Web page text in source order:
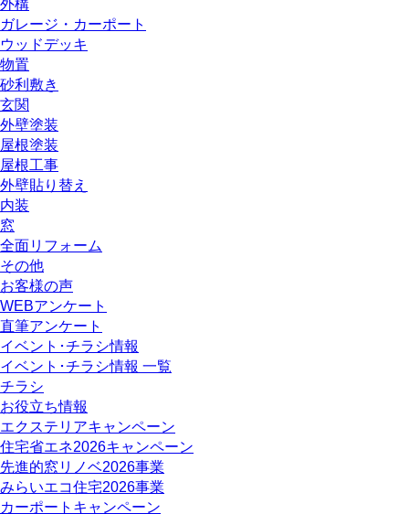
外構
ガレージ・カーポート
ウッドデッキ
物置
砂利敷き
玄関
外壁塗装
屋根塗装
屋根工事
外壁貼り替え
内装
窓
全面リフォーム
その他
お客様の声
WEBアンケート
直筆アンケート
イベント･チラシ情報
イベント･チラシ情報 一覧
チラシ
お役立ち情報
エクステリアキャンペーン
住宅省エネ2026キャンペーン
先進的窓リノベ2026事業
みらいエコ住宅2026事業
カーポートキャンペーン